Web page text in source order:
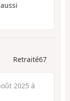
Retraité67
2025 à